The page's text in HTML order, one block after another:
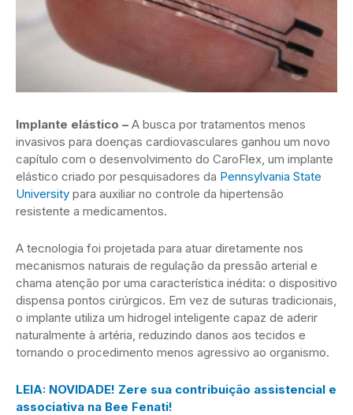
Implante elástico – A busca por tratamentos menos
invasivos para doenças cardiovasculares ganhou um novo
capítulo com o desenvolvimento do CaroFlex, um implante
elástico criado por pesquisadores da Pennsylvania State
University para auxiliar no controle da hipertensão
resistente a medicamentos.
A tecnologia foi projetada para atuar diretamente nos
mecanismos naturais de regulação da pressão arterial e
chama atenção por uma característica inédita: o dispositivo
dispensa pontos cirúrgicos. Em vez de suturas tradicionais,
o implante utiliza um hidrogel inteligente capaz de aderir
naturalmente à artéria, reduzindo danos aos tecidos e
tornando o procedimento menos agressivo ao organismo.
LEIA: NOVIDADE! Zere sua contribuição assistencial e
associativa na Bee Fenati!